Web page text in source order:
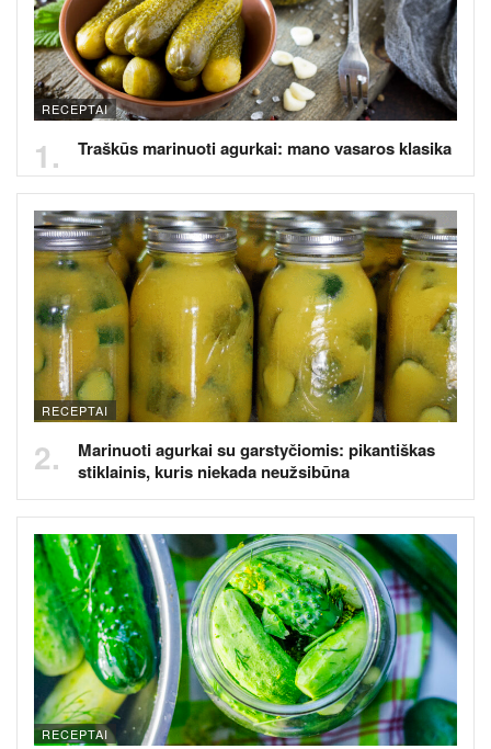
RECEPTAI
Traškūs marinuoti agurkai: mano vasaros klasika
RECEPTAI
Marinuoti agurkai su garstyčiomis: pikantiškas
stiklainis, kuris niekada neužsibūna
RECEPTAI